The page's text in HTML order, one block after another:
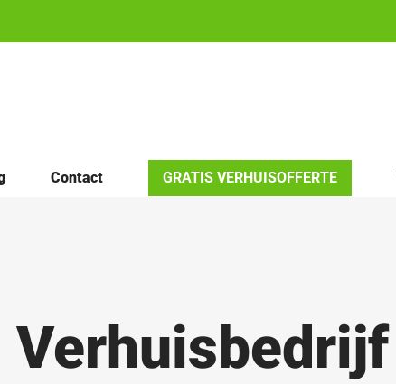
Contact GRATIS VERHUISOFFERTE
Verhuisbedrijf